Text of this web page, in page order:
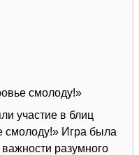
смолоду!»
участие в блиц
смолоду!» Игра была
разумного